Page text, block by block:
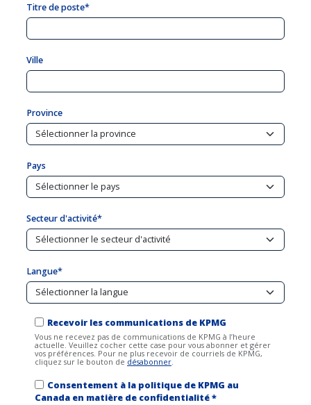
Titre de poste*
Ville
Province
Pays
Secteur d'activité*
Langue*
Recevoir les communications de KPMG
Vous ne recevez pas de communications de KPMG à l’heure
actuelle. Veuillez cocher cette case pour vous abonner et gérer
vos préférences. Pour ne plus recevoir de courriels de KPMG,
cliquez sur le bouton de désabonner
Consentement à la politique de KPMG au
Canada en matière de confidentialité *